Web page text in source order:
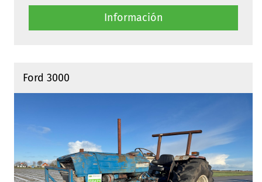
Información
Ford 3000